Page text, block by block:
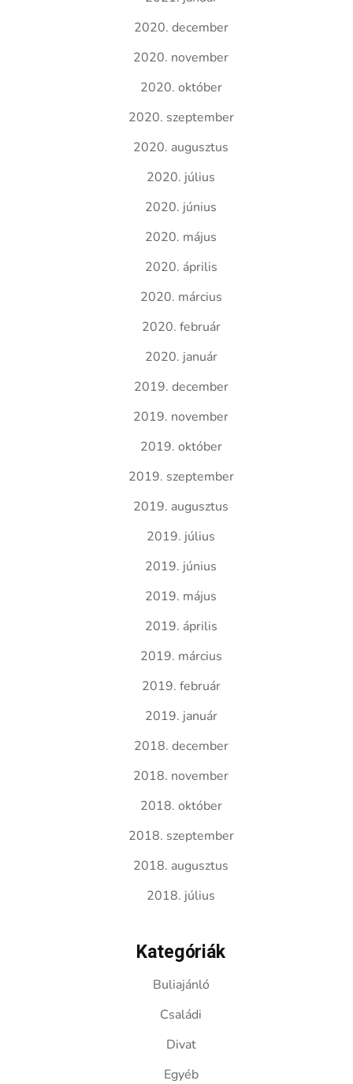
2020. december
2020. november
2020. október
2020. szeptember
2020. augusztus
2020. július
2020. június
2020. május
2020. április
2020. március
2020. február
2020. január
2019. december
2019. november
2019. október
2019. szeptember
2019. augusztus
2019. július
2019. június
2019. május
2019. április
2019. március
2019. február
2019. január
2018. december
2018. november
2018. október
2018. szeptember
2018. augusztus
2018. július
Kategóriák
Buliajánló
Családi
Divat
Egyéb